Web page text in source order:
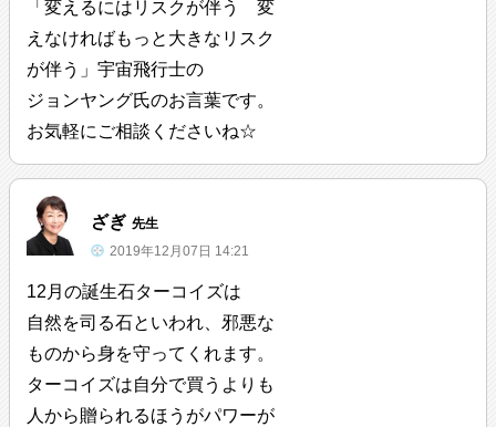
「変えるにはリスクが伴う 変
えなければもっと大きなリスク
が伴う」宇宙飛行士の
ジョンヤング氏のお言葉です。
お気軽にご相談くださいね☆
ざぎ 先生
2019年12月07日 14:21
12月の誕生石ターコイズは
自然を司る石といわれ、邪悪な
ものから身を守ってくれます。
ターコイズは自分で買うよりも
人から贈られるほうがパワーが